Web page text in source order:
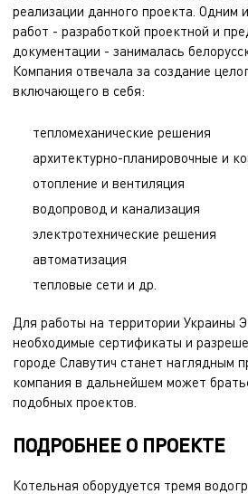
реализации данного проекта. Одним
работ - разработкой проектной и
документации - занималась
Компания отвечала за создание
включающего в себя:
тепломеханические решения
архитектурно-планировочные и
отопление и вентиляция
водопровод и канализация
электротехнические решения
автоматизация
тепловые сети и др.
Для работы на территории Украины
необходимые сертификаты и
городе Славутич станет наглядным
компания в дальнейшем может
подобных проектов.
ПОДРОБНЕЕ О ПРОЕКТЕ
Котельная оборудуется тремя